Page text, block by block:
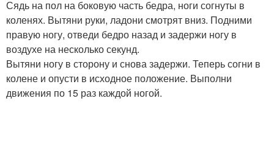
Сядь на пол на боковую часть бедра, ноги согнуты в
коленях. Вытяни руки, ладони смотрят вниз. Подними
правую ногу, отведи бедро назад и задержи ногу в
воздухе на несколько секунд.
Вытяни ногу в сторону и снова задержи. Теперь согни в
колене и опусти в исходное положение. Выполни
движения по 15 раз каждой ногой.